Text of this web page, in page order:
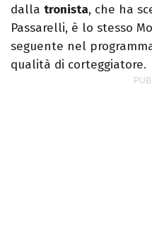
dalla tronista, che ha
Passarelli, è lo stesso
seguente nel
qualità di corteggiatore.